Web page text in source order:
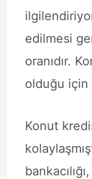
edilmesi
oranıdır.
olduğu için
Konut